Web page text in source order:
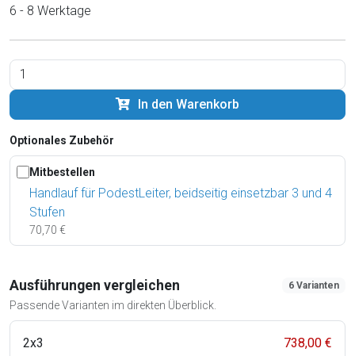
6 - 8 Werktage
In den Warenkorb
Optionales Zubehör
Mitbestellen
Handlauf für PodestLeiter, beidseitig einsetzbar 3 und 4
Stufen
70,70 €
Ausführungen vergleichen
Passende Varianten im direkten Überblick.
6 Varianten
2x3 738,00 €